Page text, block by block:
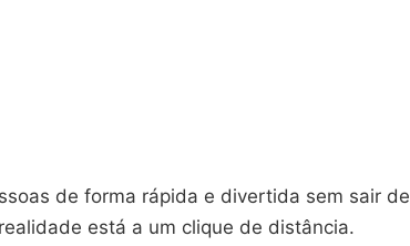
de forma rápida e divertida sem sair de
está a um clique de distância.